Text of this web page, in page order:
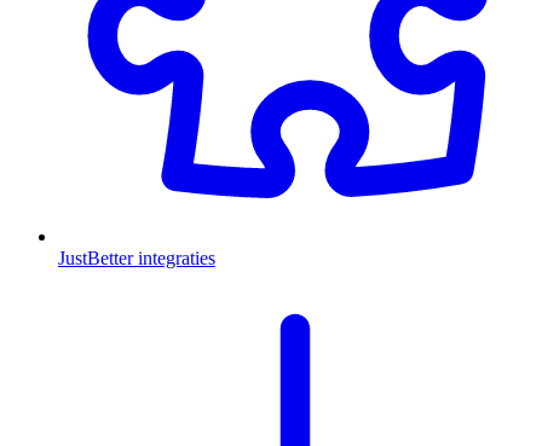
JustBetter integraties